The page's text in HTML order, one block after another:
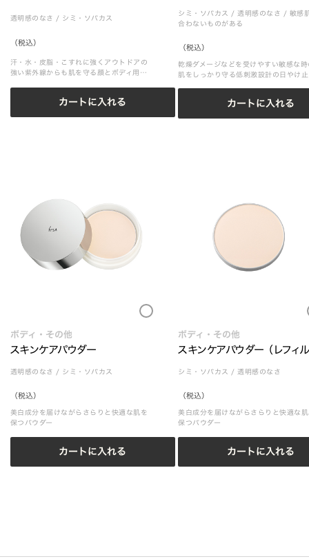
透明感のなさ / シミ・ソバカス
（税込）
汗・水・皮脂・こすれに強くアウトドアの
強い紫外線からも肌を守る顔とボディ用日
カートに入れる
シミ・ソバカス / 透明感のなさ / 敏感
合わないものがある
（税込）
乾燥ダメージなどを受けやすい敏感な時
肌をしっかり守る低刺激設計の日やけ
カートに入れる
Loading...
ボディ・その他
スキンケアパウダー
透明感のなさ / シミ・ソバカス
（税込）
美白成分を届けながらさらりと快適な肌を
保つパウダー
カートに入れる
ボディ・その他
スキンケアパウダー （レフィル
シミ・ソバカス / 透明感のなさ
（税込）
美白成分を届けながらさらりと快適な
保つパウダー
カートに入れる